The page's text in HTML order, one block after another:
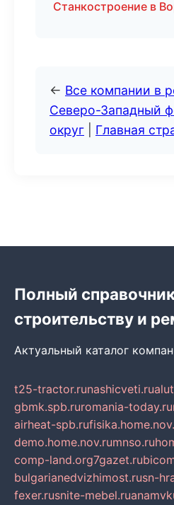
Станкостроение в
← Все компании в
Северо-Западный
округ
Главная
Полный
строительству и
Актуальный каталог
t25-tractor.runashicveti.ru
gbmk.spb.ruromania-today.ru
airheat-spb.ru
demo.home.nov.rumnso.ru
comp-land.org7gazet.ru
bulgarianedvizhimost.rusn-
fexer.rusnite-mebel.ru